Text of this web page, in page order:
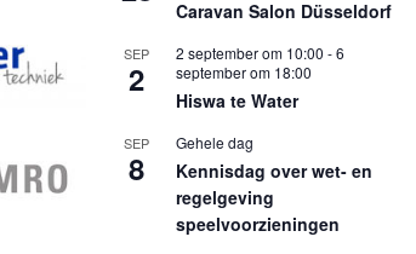
Caravan Salon Düsseldorf
SEP
2
2 september om 10:00 -6
september om 18:00
Hiswa te Water
SEP
8
Gehele dag
Kennisdag over wet- en
regelgeving
speelvoorzieningen